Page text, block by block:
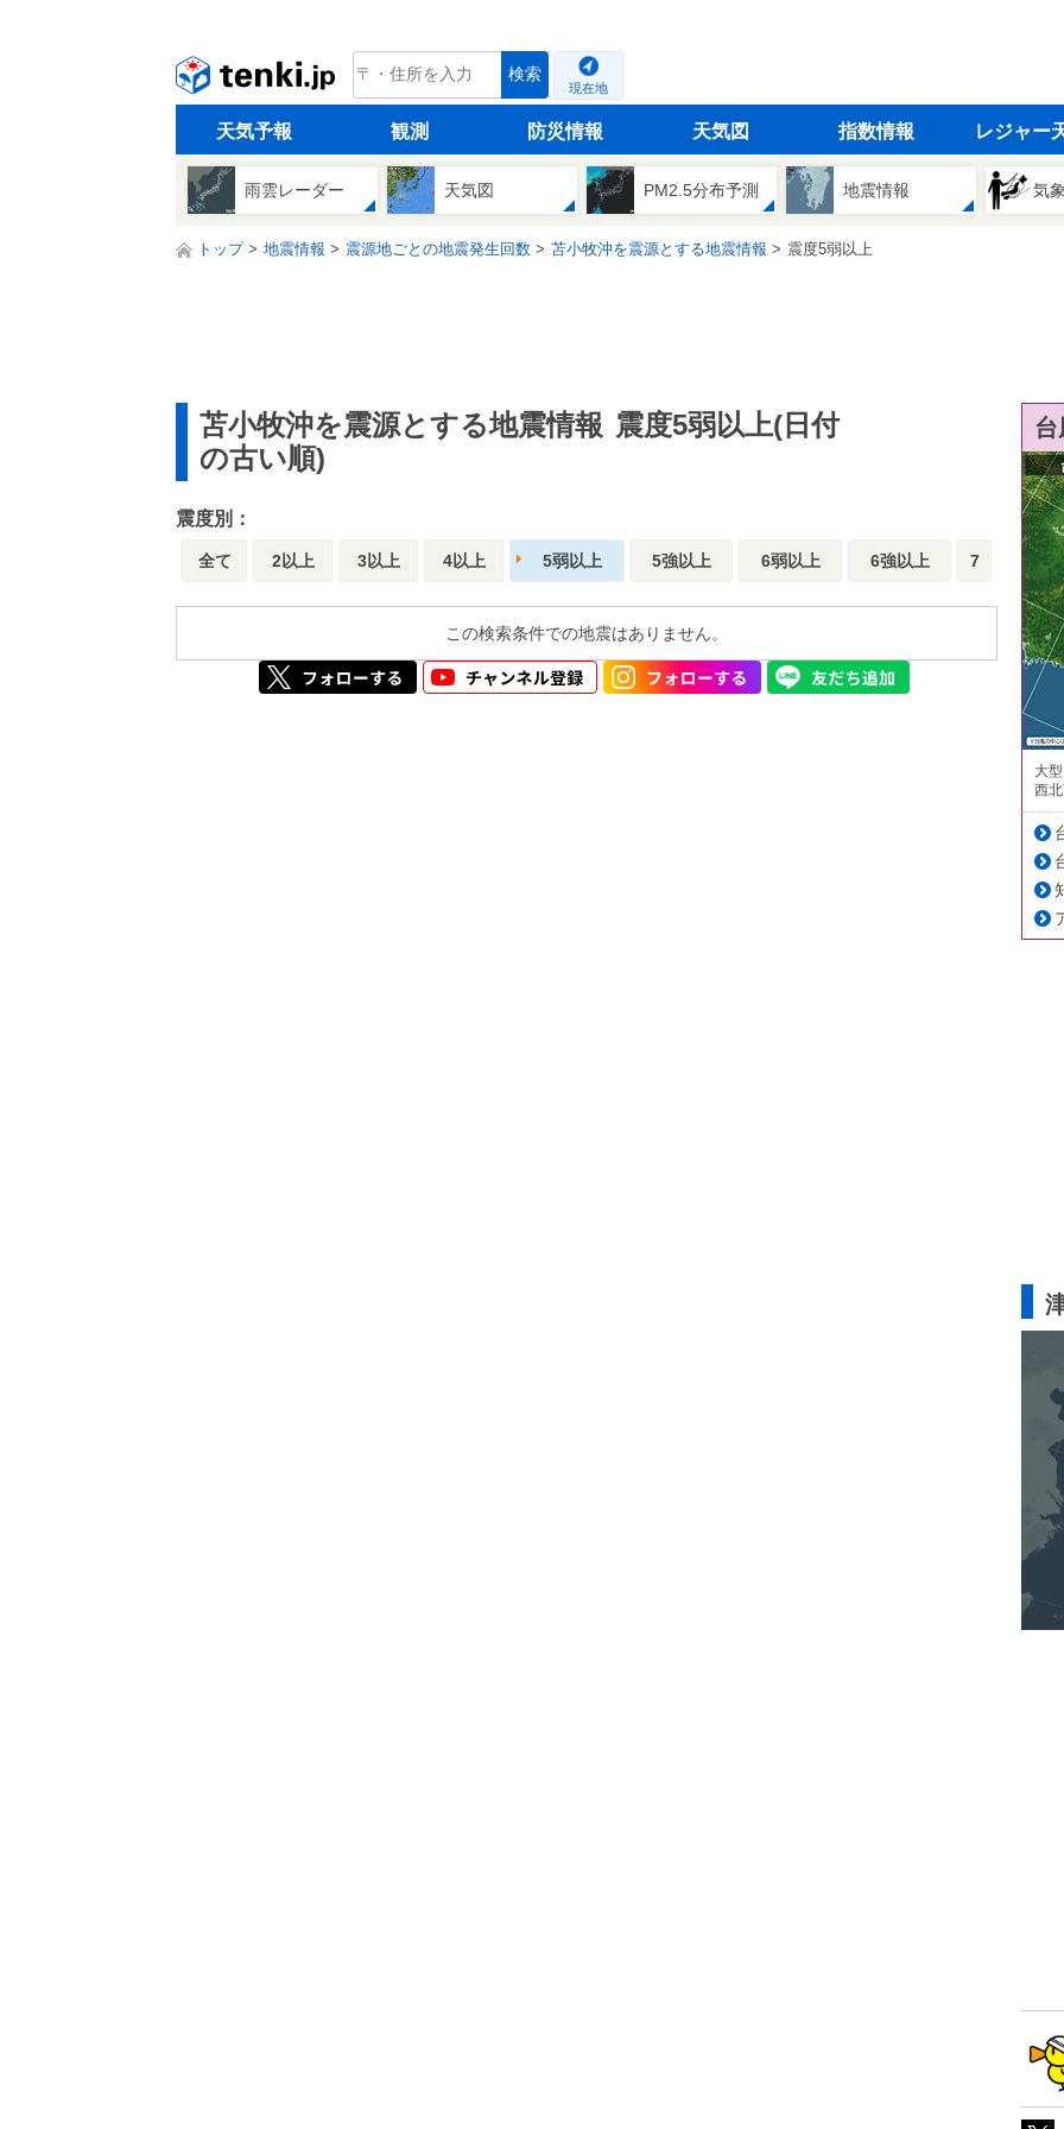
tenki.jp 検索
現在地
天気予報 観測 防災情報 天気図 指数情報 レジャー
雨雲レーダー 天気図 PM2.5分布予測 地震情報 気
トップ 地震情報 震源地ごとの地震発生回数 苫小牧沖を震源とする地震情報 震度5弱以上
苫小牧沖を震源とする地震情報 震度5弱以上(日付
の古い順)
震度別：
全て 2以上 3以上 4以上 5弱以上 5強以上 6弱以上 6強以上 7
この検索条件での地震はありません。
大
西